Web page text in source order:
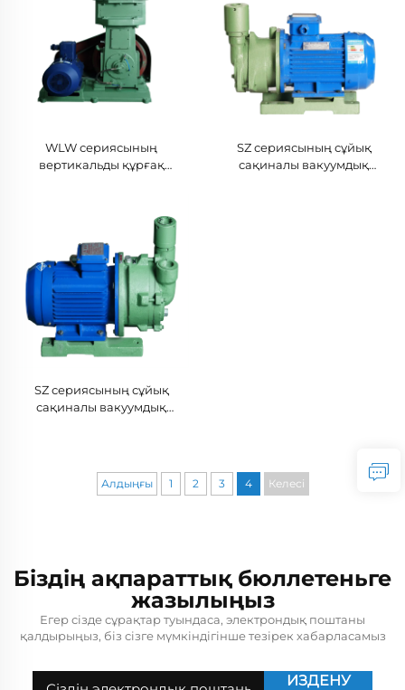
WLW сериясының
вертикальды құрғақ
SZ сериясының сұйық
сақиналы вакуумдық
SZ сериясының сұйық
сақиналы вакуумдық
Алдыңғы 1 2 3 4 Келесі
Біздің ақпараттық бюллетеньге
жазылыңыз
Егер сізде сұрақтар туындаса, электрондық поштаны
қалдырыңыз, біз сізге мүмкіндігінше тезірек хабарласамыз
ИЗДЕНУ